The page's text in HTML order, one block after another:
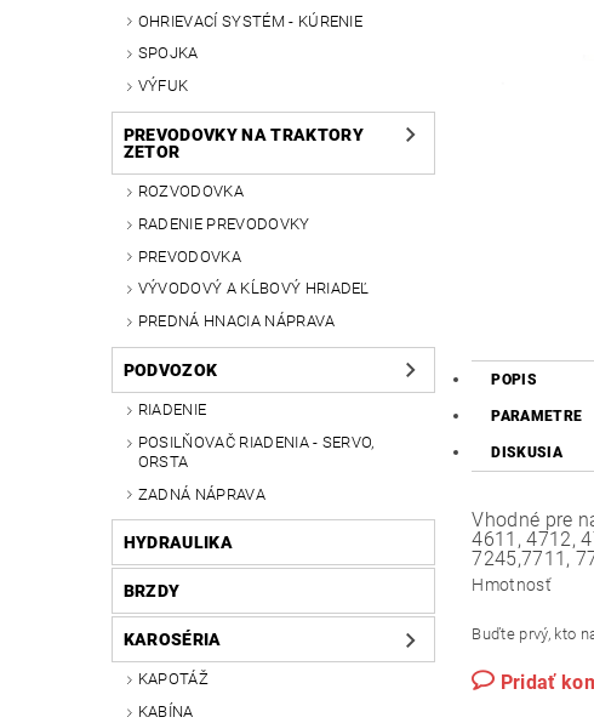
OHRIEVACÍ SYSTÉM - KÚRENIE
SPOJKA
VÝFUK
PREVODOVKY NA TRAKTORY
ZETOR
ROZVODOVKA
RADENIE PREVODOVKY
PREVODOVKA
VÝVODOVÝ A KĹBOVÝ HRIADEĽ
PREDNÁ HNACIA NÁPRAVA
PODVOZOK
RIADENIE
POSILŇOVAČ RIADENIA - SERVO,
ORSTA
ZADNÁ NÁPRAVA
HYDRAULIKA
BRZDY
KAROSÉRIA
KAPOTÁŽ
KABÍNA
POPIS
PARAMETRE
DISKUSIA
Vhodné pre
4611, 4712,
7245,7711,
Hmotnosť
Buďte prvý, kto
Pridať